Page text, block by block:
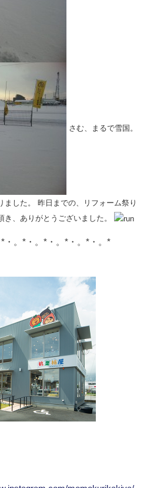
さむ、まるで雪国。
した。
昨日までの、リフォーム祭り
、ありがとうございました。
・。*・。*・。*・。*・。*